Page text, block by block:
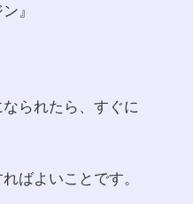
』
られたら、すぐに
ばよいことです。